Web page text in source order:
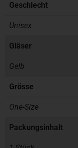
Geschlecht
Unisex
Gläser
Gelb
Grösse
One-Size
Packungsinhalt